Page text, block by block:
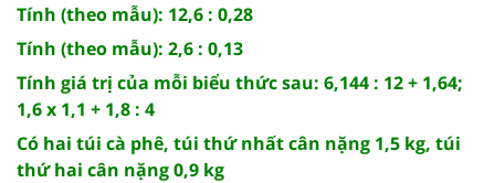
Tính (theo mẫu): 12,6 : 0,28
Tính (theo mẫu): 2,6 : 0,13
Tính giá trị của mỗi biểu thức sau: 6,144 : 12 + 1,64;
1,6 x 1,1 + 1,8 : 4
Có hai túi cà phê, túi thứ nhất cân nặng 1,5 kg, túi
thứ hai cân nặng 0,9 kg